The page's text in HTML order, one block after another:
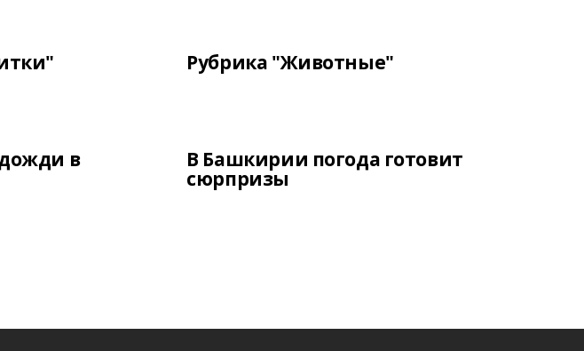
Рубрика "Животные"
в В Башкирии погода готовит
сюрпризы